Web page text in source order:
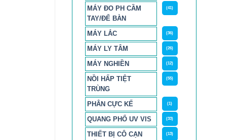
MÁY ĐO PH CẦM
TAY/ĐỂ BÀN
(41)
MÁY LẮC (36)
MÁY LY TÂM (26)
MÁY NGHIỀN (12)
NỒI HẤP TIỆT
TRÙNG
(55)
PHÂN CỰC KẾ (1)
QUANG PHỔ UV VIS (33)
THIẾT BỊ CÔ CẠN
(13)